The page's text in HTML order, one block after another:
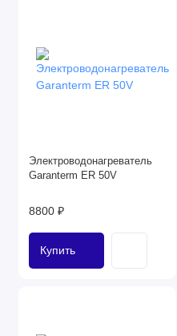
Электроводонагреватель
Garanterm ER 50V
8800 ₽
Купить